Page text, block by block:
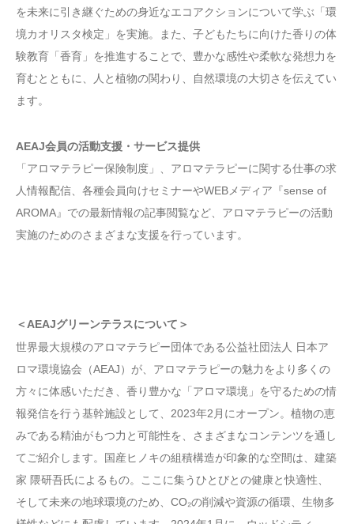
を未来に引き継ぐための身近なエコアクションについて学ぶ「環
境カオリスタ検定」を実施。また、子どもたちに向けた香りの体
験教育「香育」を推進することで、豊かな感性や柔軟な発想力を
育むとともに、人と植物の関わり、自然環境の大切さを伝えてい
ます。
AEAJ会員の活動支援・サービス提供
「アロマテラピー保険制度」、アロマテラピーに関する仕事の求
人情報配信、各種会員向けセミナーやWEBメディア『sense of
AROMA』での最新情報の記事閲覧など、アロマテラピーの活動
実施のためのさまざまな支援を行っています。
＜AEAJグリーンテラスについて＞
世界最大規模のアロマテラピー団体である公益社団法人 日本ア
ロマ環境協会（AEAJ）が、アロマテラピーの魅力をより多くの
方々に体感いただき、香り豊かな「アロマ環境」を守るための情
報発信を行う基幹施設として、2023年2月にオープン。植物の恵
みである精油がもつ力と可能性を、さまざまなコンテンツを通し
てご紹介します。国産ヒノキの組積構造が印象的な空間は、建築
家 隈研吾氏によるもの。ここに集うひとびとの健康と快適性、
そして未来の地球環境のため、CO₂の削減や資源の循環、生物多